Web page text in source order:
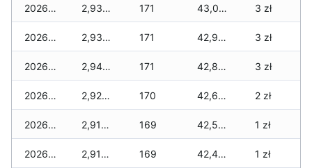
2026-01-21 2,930 zł 171 43,070 zł 3 zł
2026-01-20 2,930 zł 171 42,920 zł 3 zł
2026-01-19 2,940 zł 171 42,800 zł 3 zł
2026-01-18 2,920 zł 170 42,690 zł 2 zł
2026-01-17 2,910 zł 169 42,590 zł 1 zł
2026-01-16 2,910 zł 169 42,450 zł 1 zł